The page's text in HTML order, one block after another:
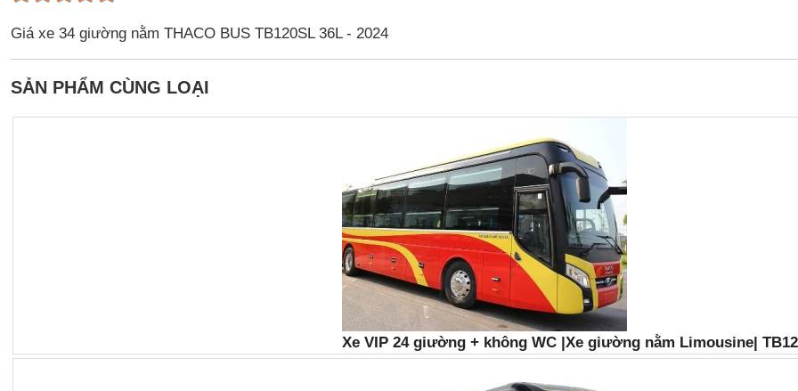
Giá xe 34 giường nằm THACO BUS TB120SL 36L - 2024
SẢN PHẨM CÙNG LOẠI
Xe VIP 24 giường + không WC |Xe giường nằm Limousine|